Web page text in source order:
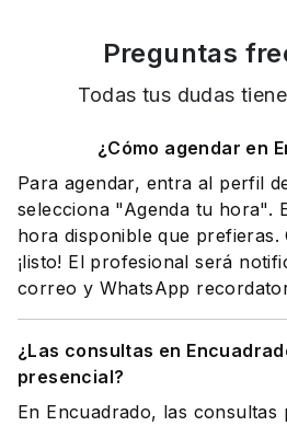
Preguntas
Todas tus dudas
¿Cómo agendar en
Para agendar, entra al perfil
selecciona "Agenda tu hora".
hora disponible que prefieras.
¡listo! El profesional será
correo y WhatsApp
¿Las consultas en
presencial?
En Encuadrado, las consultas